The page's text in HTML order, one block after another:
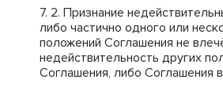
Признание
либо частично одного или
положений Соглашения не
недействительность других
Соглашения, либо Соглашения